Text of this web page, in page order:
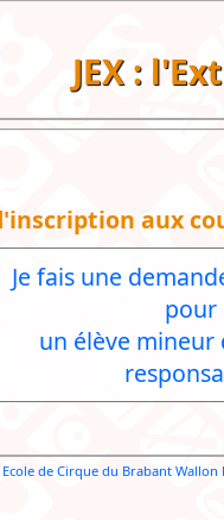
JEX :
aux
Je fais une
pour
un élève mineur
Ecole de Cirque du Brabant Wallon